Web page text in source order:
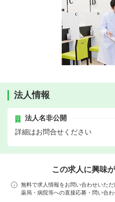
法人情報
法人名非公開
詳細はお問合せください
この求人に興味
無料で求人情報をお問い合わせいただ
薬局・病院等への直接応募・問い合